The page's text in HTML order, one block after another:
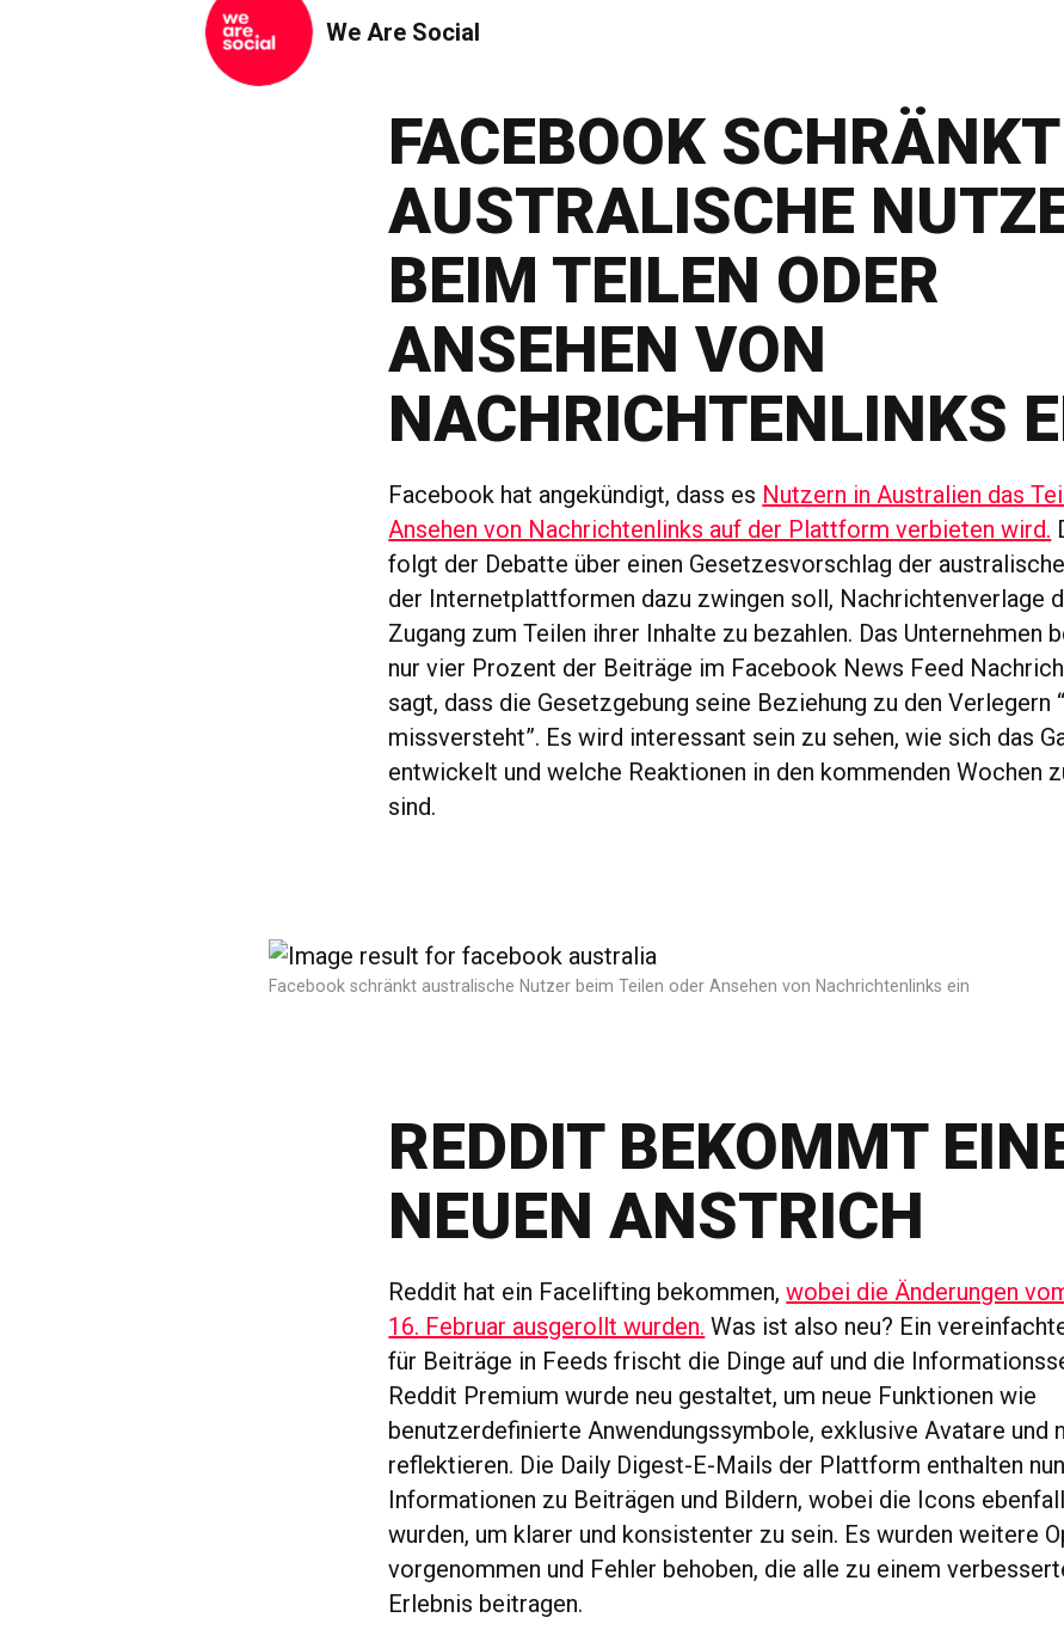
We Are Social
FACEBOOK SCHRÄNKT
AUSTRALISCHE
BEIM TEILEN ODER
ANSEHEN VON
NACHRICHTENLINKS
Facebook hat angekündigt, dass es Nutzern in Australien das
Ansehen von Nachrichtenlinks auf der Plattform verbieten wird.
folgt der Debatte über einen Gesetzesvorschlag der
der Internetplattformen dazu zwingen soll, Nachrichtenverlage
Zugang zum Teilen ihrer Inhalte zu bezahlen. Das Unternehmen
nur vier Prozent der Beiträge im Facebook News Feed
sagt, dass die Gesetzgebung seine Beziehung zu den Verlegern
missversteht”. Es wird interessant sein zu sehen, wie sich das
entwickelt und welche Reaktionen in den kommenden Wochen
sind.
Facebook schränkt australische Nutzer beim Teilen oder Ansehen von Nachrichtenlinks ein
REDDIT BEKOMMT
NEUEN ANSTRICH
Reddit hat ein Facelifting bekommen,wobei die Änderungen
16. Februar ausgerollt wurden. Was ist also neu? Ein
für Beiträge in Feeds frischt die Dinge auf und die
Reddit Premium wurde neu gestaltet, um neue Funktionen wie
benutzerdefinierte Anwendungssymbole, exklusive Avatare und
reflektieren. Die Daily Digest-E-Mails der Plattform enthalten
Informationen zu Beiträgen und Bildern, wobei die Icons
wurden, um klarer und konsistenter zu sein. Es wurden weitere
vorgenommen und Fehler behoben, die alle zu einem
Erlebnis beitragen.